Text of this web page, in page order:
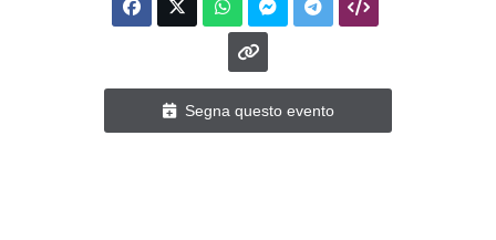
Segna questo evento